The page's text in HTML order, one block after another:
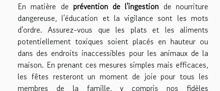
En matière de prévention de l'ingestion de nourriture
dangereuse, l'éducation et la vigilance sont les mots
d'ordre. Assurez-vous que les plats et les aliments
potentiellement toxiques soient placés en hauteur ou
dans des endroits inaccessibles pour les animaux de la
maison. En prenant ces mesures simples mais efficaces,
les fêtes resteront un moment de joie pour tous les
membres de la famille, y compris nos fidèles